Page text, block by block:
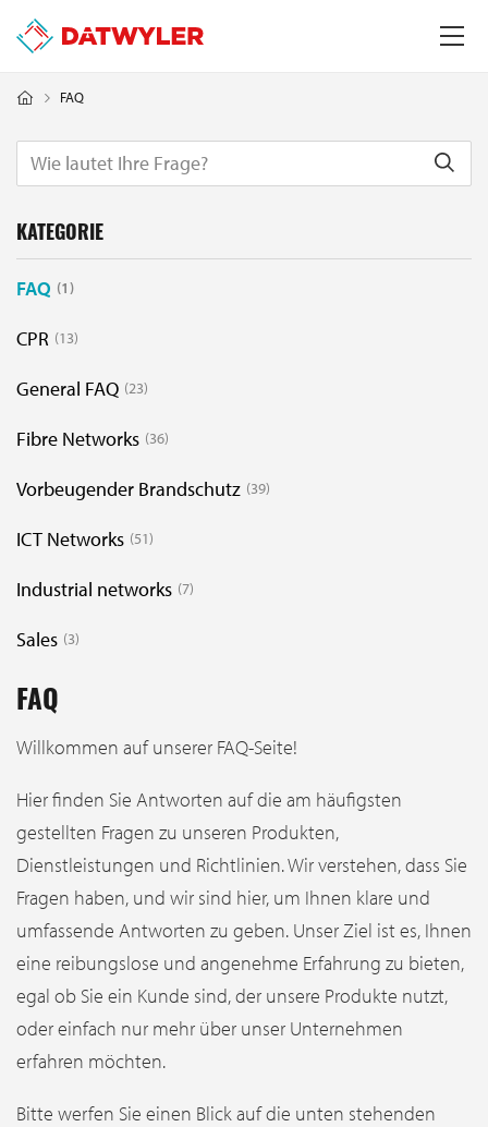
FAQ
KATEGORIE
FAQ 1
CPR 13
General FAQ 23
Fibre Networks 36
Vorbeugender Brandschutz 39
ICT Networks 51
Industrial networks 7
Sales 3
FAQ
Willkommen auf unserer FAQ-Seite!
Hier finden Sie Antworten auf die am häufigsten
gestellten Fragen zu unseren Produkten,
Dienstleistungen und Richtlinien. Wir verstehen, dass Sie
Fragen haben, und wir sind hier, um Ihnen klare und
umfassende Antworten zu geben. Unser Ziel ist es, Ihnen
eine reibungslose und angenehme Erfahrung zu bieten,
egal ob Sie ein Kunde sind, der unsere Produkte nutzt,
oder einfach nur mehr über unser Unternehmen
erfahren möchten.
Bitte werfen Sie einen Blick auf die unten stehenden